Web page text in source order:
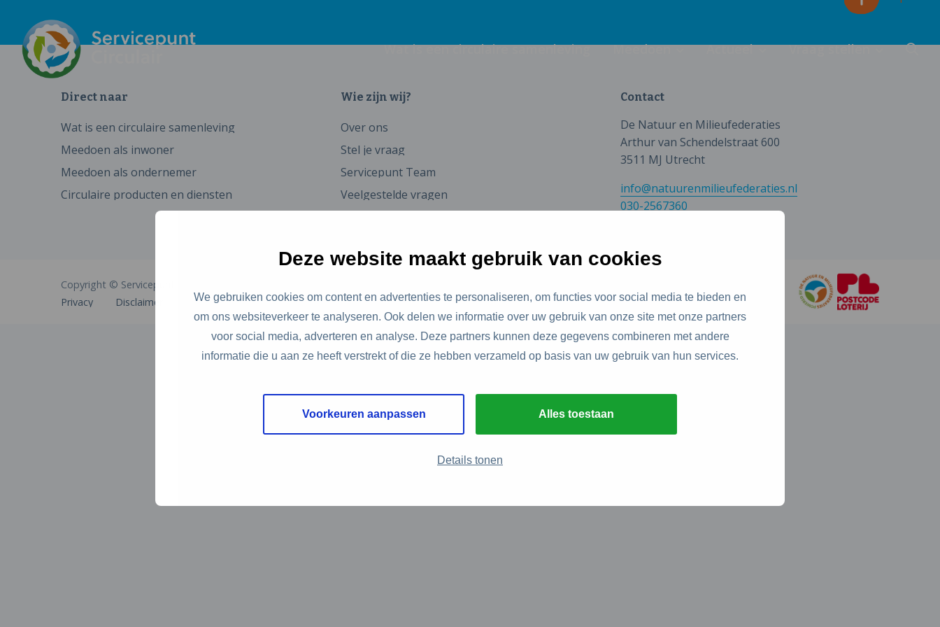
Deze website maakt gebruik van cookies
We gebruiken cookies om content en advertenties te personaliseren, om functies voor social media te bieden en
om ons websiteverkeer te analyseren. Ook delen we informatie over uw gebruik van onze site met onze partners
voor social media, adverteren en analyse. Deze partners kunnen deze gegevens combineren met andere
informatie die u aan ze heeft verstrekt of die ze hebben verzameld op basis van uw gebruik van hun services.
Voorkeuren aanpassen Alles toestaan
Details tonen
Wat is een circulaire samenleving Meedoen Actueel Vraag stellen
Direct naar
Wat is een circulaire samenleving
Meedoen als inwoner
Meedoen als ondernemer
Circulaire producten en diensten
Wie zijn wij?
Over ons
Stel je vraag
Servicepunt Team
Veelgestelde vragen
Contact
De Natuur en Milieufederaties
Arthur van Schendelstraat 600
3511 MJ Utrecht
info@natuurenmilieufederaties.nl
030-2567360
Copyright © Servicepunt Circulair
Privacy
Disclaimer Cookies Toegankelijkheid